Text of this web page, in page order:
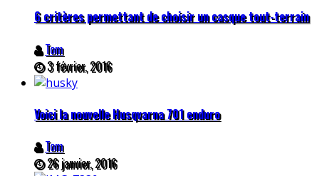
6 critères permettant de choisir un casque tout-terrain
Tom
3 février, 2016
Voici la nouvelle Husqvarna 701 enduro
Tom
26 janvier, 2016